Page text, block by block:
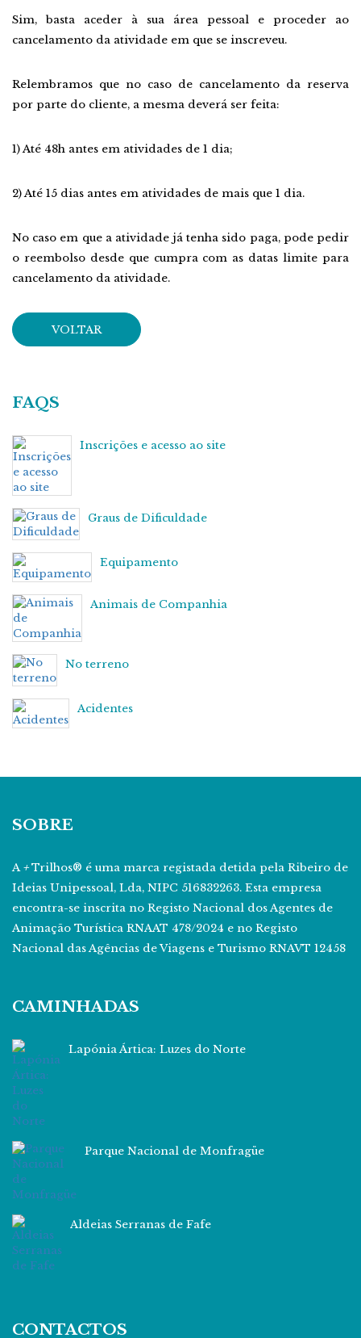
Sim, basta aceder à sua área pessoal e proceder ao
cancelamento da atividade em que se inscreveu.
Relembramos que no caso de cancelamento da reserva
por parte do cliente, a mesma deverá ser feita:
1) Até 48h antes em atividades de 1 dia;
2) Até 15 dias antes em atividades de mais que 1 dia.
No caso em que a atividade já tenha sido paga, pode pedir
o reembolso desde que cumpra com as datas limite para
cancelamento da atividade.
VOLTAR
FAQS
Inscrições e acesso ao site
Graus de Dificuldade
Equipamento
Animais de Companhia
No terreno
Acidentes
SOBRE
A+Trilhos® é uma marca registada detida pela Ribeiro de
Ideias Unipessoal, Lda, NIPC 516832263. Esta empresa
encontra-se inscrita no Registo Nacional dos Agentes de
Animação Turística RNAAT 478/2024 e no Registo
Nacional das Agências de Viagens e Turismo RNAVT 12458
CAMINHADAS
Lapónia Ártica: Luzes do Norte
Parque Nacional de Monfragüe
Aldeias Serranas de Fafe
CONTACTOS